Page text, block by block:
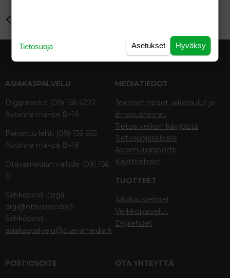
ASIAKASPALVELU
Digipalvelut (09) 156 6227
Avoinna ma–pe 8–19
Painettu lehti (09) 156 665
Avoinna ma–pe 8–19
Otavamedian vaihde (09) 156
61
Sähköposti (digi)
digi@otavamedia.fi
Sähköposti
asiakaspalvelu@otavamedia.fi
MEDIATIEDOT
Tekniset tiedot, aikataulut ja
ilmoitushinnat
Tietoa verkon kävijöistä
Tietosuojaseloste
Avoimuusraportti
Käyttöehdot
TUOTTEET
Aikakauslehdet
Verkkopalvelut
Digilehdet
POSTIOSOITE OTA YHTEYTTÄ
Hyväksy
Asetukset
Tietosuoja